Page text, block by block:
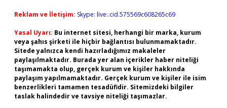
Reklam ve İletişim: Skype: live:.cid.575569c608265c69
Yasal Uyarı: Bu internet sitesi, herhangi bir marka, kurum
veya şahıs şirketi ile hiçbir bağlantısı bulunmamaktadır.
Sitede yalnızca kendi hazırladığımız makaleler
paylaşılmaktadır. Burada yer alan içerikler haber niteliği
taşımamakta olup, gerçek kurum ve kişiler hakkında
paylaşım yapılmamaktadır. Gerçek kurum ve kişiler ile isim
benzerlikleri tamamen tesadüfidir. Sitemizdeki bilgiler
taslak halindedir ve tavsiye niteliği taşımazlar.